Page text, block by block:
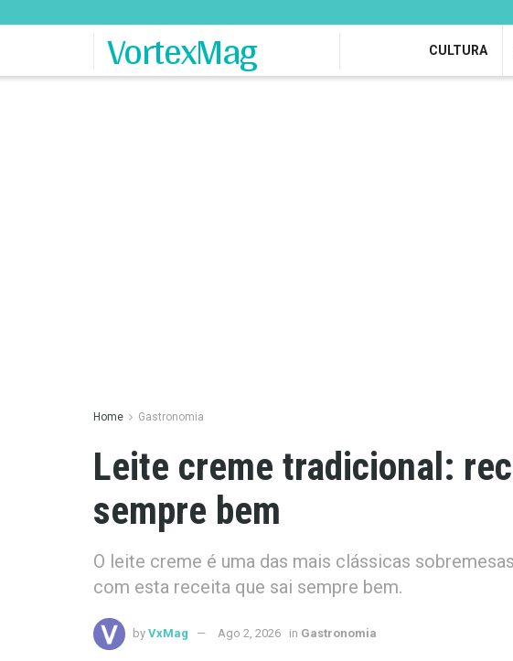
VortexMag CULTURA
Home Gastronomia
Leite creme tradicional:
sempre bem
O leite creme é uma das mais clássicas
com esta receita que sai sempre bem.
by VxMag Ago 2, 2026 in Gastronomia